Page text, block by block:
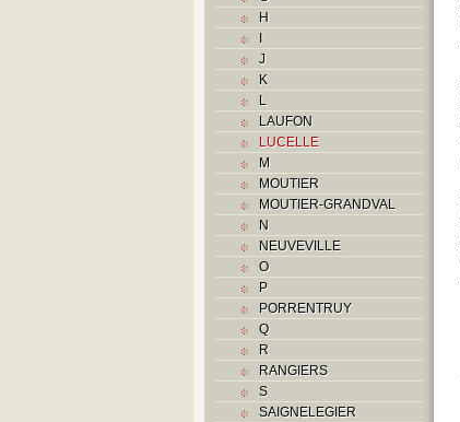
H
I
J
K
L
LAUFON
LUCELLE
M
MOUTIER
MOUTIER-GRANDVAL
N
NEUVEVILLE
O
P
PORRENTRUY
Q
R
RANGIERS
S
SAIGNELEGIER